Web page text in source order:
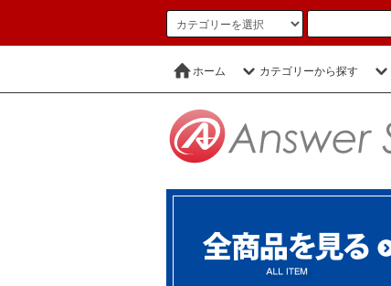
ホーム カテゴリーから探す